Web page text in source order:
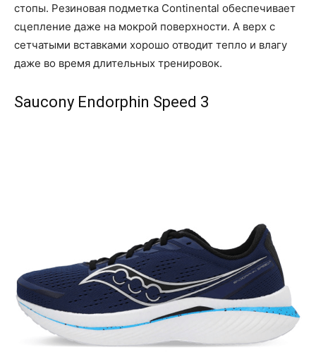
стопы. Резиновая подметка Continental обеспечивает
сцепление даже на мокрой поверхности. А верх с
сетчатыми вставками хорошо отводит тепло и влагу
даже во время длительных тренировок.
Saucony Endorphin Speed 3